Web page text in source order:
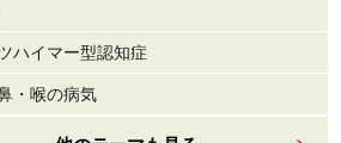
ハイマー型認知症
・喉の病気